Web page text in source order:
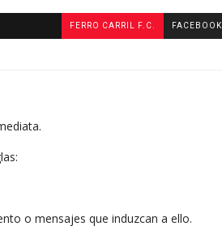
FERRO CARRIL F.C. FACEBOOK
o mensajes que induzcan a ello.